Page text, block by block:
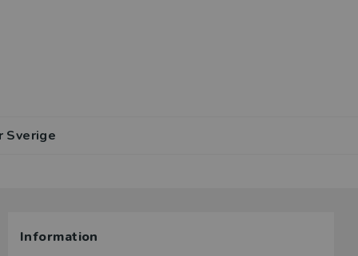
Sverige
Information